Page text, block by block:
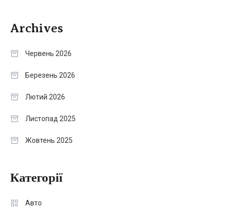
Archives
Червень 2026
Березень 2026
Лютий 2026
Листопад 2025
Жовтень 2025
Категорії
Авто